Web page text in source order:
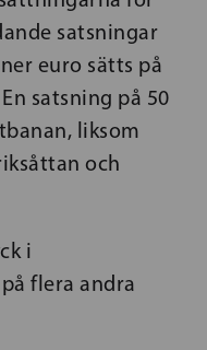
satsningar
euro sätts på
satsning på 50
liksom
och
i
flera andra